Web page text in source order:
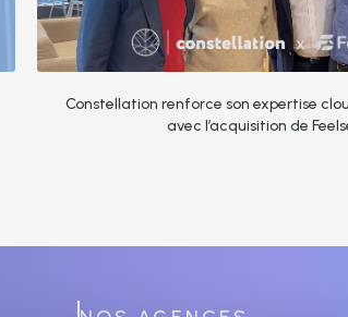
Constellation renforce son expertise
avec l’acquisition de